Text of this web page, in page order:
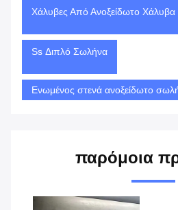
Χάλυβες Από Ανοξείδωτο Χάλυβα
Ss Διπλό Σωλήνα
Ενωμένος στενά ανοξείδωτο
παρόμοια